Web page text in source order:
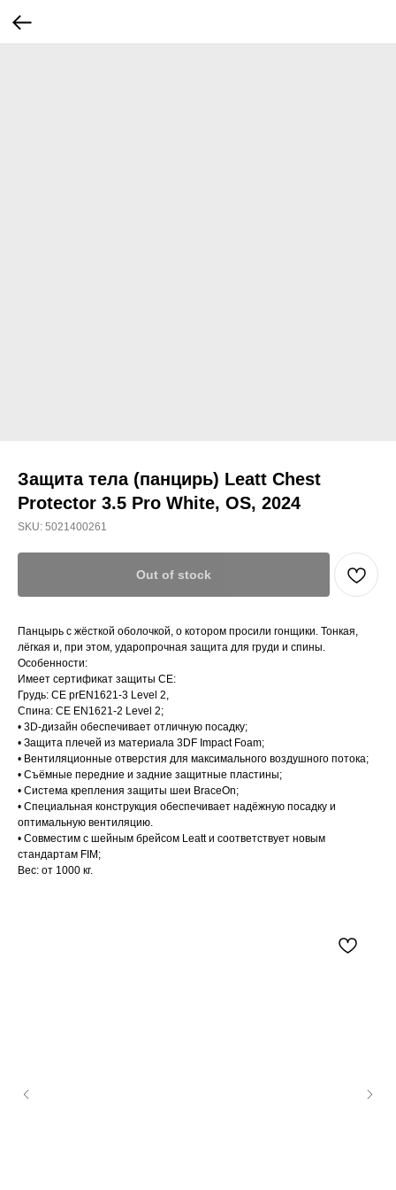
Защита тела (панцирь) Leatt Chest
Protector 3.5 Pro White, OS, 2024
SKU: 5021400261
Out of stock
Панцырь с жёсткой оболочкой, о котором просили гонщики. Тонкая,
лёгкая и, при этом, ударопрочная защита для груди и спины.
Особенности:
Имеет сертификат защиты CE:
Грудь: CE prEN1621-3 Level 2,
Спина: CE EN1621-2 Level 2;
• 3D-дизайн обеспечивает отличную посадку;
• Защита плечей из материала 3DF Impact Foam;
• Вентиляционные отверстия для максимального воздушного потока;
• Съёмные передние и задние защитные пластины;
• Система крепления защиты шеи BraceOn;
• Специальная конструкция обеспечивает надёжную посадку и
оптимальную вентиляцию.
• Совместим с шейным брейсом Leatt и соответствует новым
стандартам FIM;
Вес: от 1000 кг.